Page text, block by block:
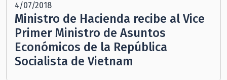
4/07/2018
Ministro de Hacienda recibe al Vice
Primer Ministro de Asuntos
Económicos de la República
Socialista de Vietnam